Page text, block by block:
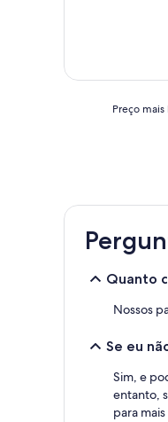
nas
últimas
horas,
Preço
Quanto
Nossos
Se eu
Sim, e
entanto,
para